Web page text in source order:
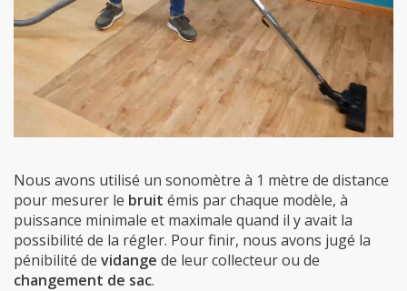
Nous avons utilisé un sonomètre à 1 mètre de distance
pour mesurer le bruit émis par chaque modèle, à
puissance minimale et maximale quand il y avait la
possibilité de la régler. Pour finir, nous avons jugé la
pénibilité de vidange de leur collecteur ou de
changement de sac.